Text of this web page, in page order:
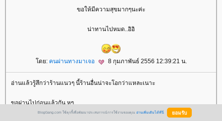
ขอให้มีความสุขมากๆนะค่ะ
น่าทานไปหมด..อิอิ
ดย: คนผ่านทางมาเจอ 8 กุมภาพันธ์ 2556 12:39:21 น.
อ่านแล้วรู้สึกว่าร้านแนวๆ นี้ร้านอื่นน่าจะโอกว่าแหละเนาะ
ขอผ่านไปก่อนแล้วกัน หุๆ
BlogGang.com ใช้คุกกี้เพื่อพัฒนาประสบการณ์การใช้งานของคุณ อ่านเพิ่มเติมได้ที่นี่